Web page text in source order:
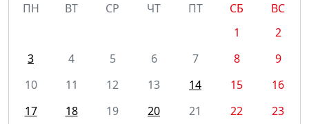
ПН
ВТ СР ЧТ ПТ СБ
ВС
1
2
3
4 5 6 7 8
9
10
11 12 13 14 15
16
17
18 19 20 21 22
23